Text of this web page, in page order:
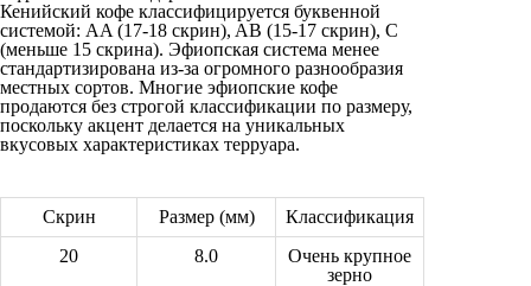
Кенийский кофе классифицируется буквенной
системой: AA (17-18 скрин), AB (15-17 скрин), C
(меньше 15 скрина). Эфиопская система менее
стандартизирована из-за огромного разнообразия
местных сортов. Многие эфиопские кофе
продаются без строгой классификации по размеру,
поскольку акцент делается на уникальных
вкусовых характеристиках терруара.
Скрин Размер (мм)
Классификация
20
8.0
Очень крупное
зерно